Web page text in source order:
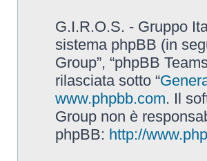
G.I.R.O.S. - Gruppo
sistema phpBB (in
Group”, “phpBB
rilasciata sotto “
www.phpbb.com. Il
Group non è
phpBB: http://